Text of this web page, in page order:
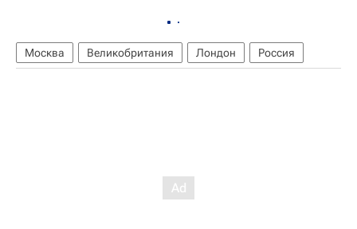
Москва Великобритания Лондон Россия